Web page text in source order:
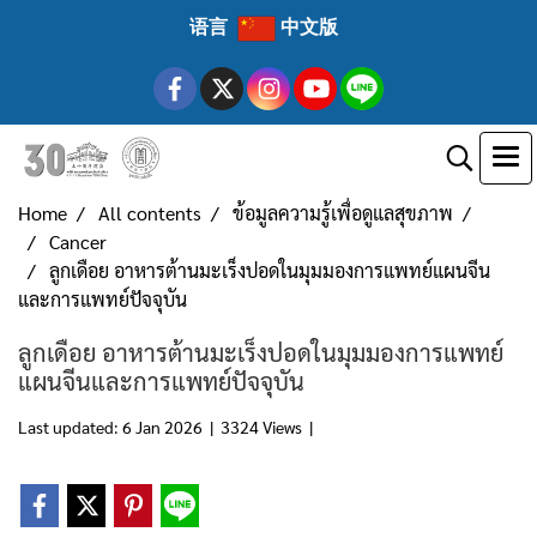
语言 中文版
Home All contents
ข้อมูลความรู้เพื่อดูแลสุขภาพ
Cancer
ลูกเดือย อาหารต้านมะเร็งปอดในมุมมองการแพทย์แผนจีน
และการแพทย์ปัจจุบัน
ลูกเดือย อาหารต้านมะเร็งปอดในมุมมองการแพทย์
แผนจีนและการแพทย์ปัจจุบัน
Last updated: 6 Jan 2026 | 3324 Views |